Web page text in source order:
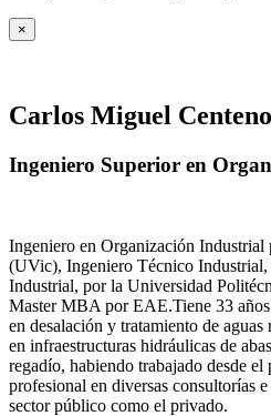
×
Carlos Miguel Centeno
Ingeniero Superior en
Ingeniero en Organización
(UVic), Ingeniero Técnico Industrial,
Industrial, por la Universidad
Master MBA por EAE.Tiene 33
en desalación y tratamiento de
en infraestructuras hidráulicas de
regadío, habiendo trabajado desde
profesional en diversas consultorías
sector público como el privado.